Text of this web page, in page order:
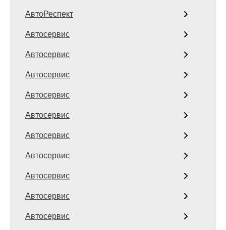
АвтоРеспект
Автосервис
Автосервис
Автосервис
Автосервис
Автосервис
Автосервис
Автосервис
Автосервис
Автосервис
Автосервис